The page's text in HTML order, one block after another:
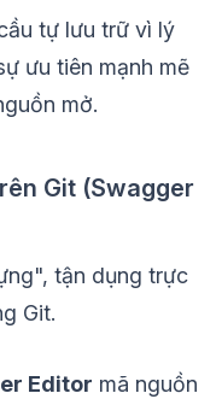
tự lưu trữ vì lý
ưu tiên mạnh mẽ
mở.
Git (Swagger
tận dụng trực
Git.
Editor mã nguồn